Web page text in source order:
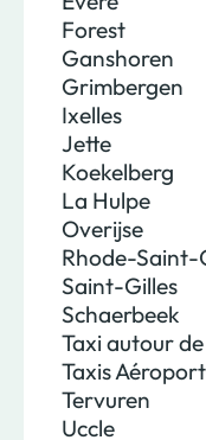
Forest
Ganshoren
Grimbergen
Ixelles
Jette
Koekelberg
La Hulpe
Overijse
Rhode-Saint-
Saint-Gilles
Schaerbeek
Taxi autour
Taxis
Tervuren
Uccle